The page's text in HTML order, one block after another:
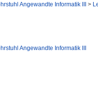
Angewandte Informatik III >
Angewandte Informatik III